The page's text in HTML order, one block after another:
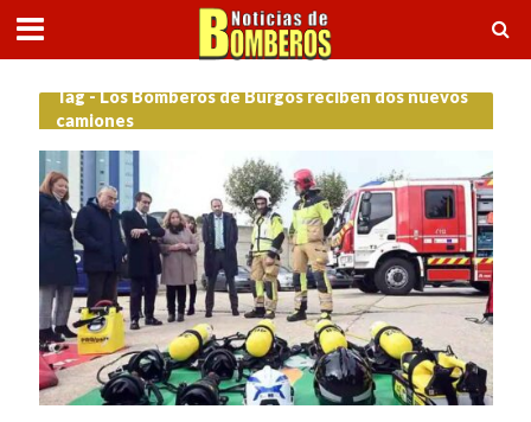
Tag - Los Bomberos de Burgos reciben dos nuevos
camiones